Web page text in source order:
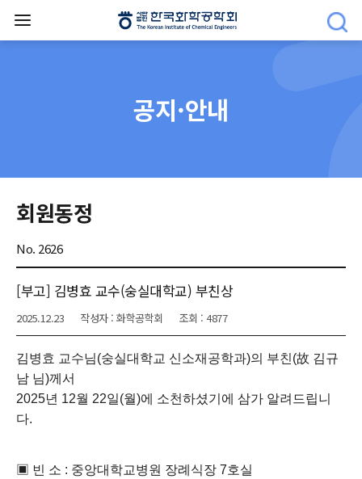
공지·안내
회원동정
No. 2626
[부고] 김병효 교수(숭실대학교) 부친상
2025.12.23 작성자 : 화학공학회 조회 : 4877